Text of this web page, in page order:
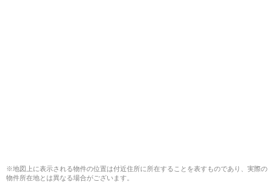
※地図上に表示される物件の位置は付近住所に所在することを表すものであり、実際の
物件所在地とは異なる場合がございます。